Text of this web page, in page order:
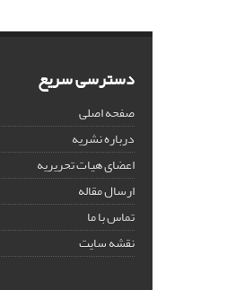
دسترسی سریع
صفحه اصلی
درباره نشریه
اعضای هیات تحریریه
ارسال مقاله
تماس با ما
نقشه سایت